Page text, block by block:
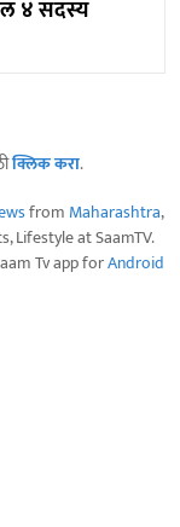
४ सदस्य
क्लिक करा.
from Maharashtra,
Lifestyle at SaamTV.
Tv app forAndroid